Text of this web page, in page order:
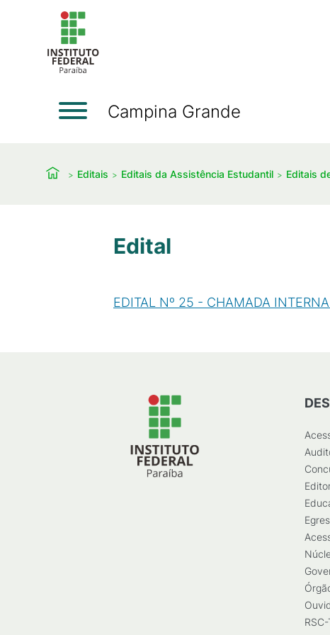
Campina Grande
Editais Editais da Assistência Estudantil Editais
Edital
EDITAL Nº 25 - CHAMADA
RSC-